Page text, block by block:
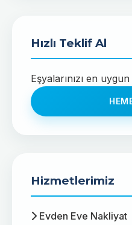
Hızlı Teklif Al
Eşyalarınızı en
Hizmetlerimiz
Evden Eve Nakliyat